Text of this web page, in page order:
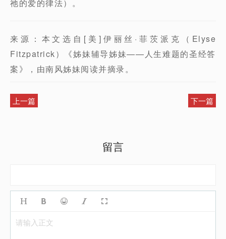
祂的爱的律法）。
来源：本文选自[美]伊丽丝·菲茨派克（Elyse
Fitzpatrick）《姊妹辅导姊妹——人生难题的圣经答
案》，由南风姊妹阅读并摘录。
上一篇 下一篇
留言
请输入正文